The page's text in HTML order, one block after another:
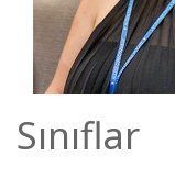
Sınıflar